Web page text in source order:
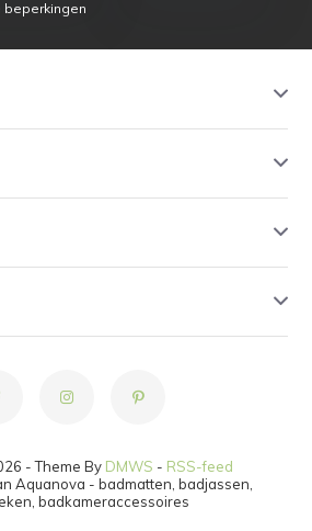
beperkingen
- Theme By DMWS - RSS-feed
Aquanova - badmatten, badjassen,
badkameraccessoires